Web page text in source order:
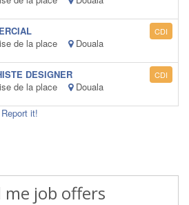
de la place
Douala
CDI
DESIGNER
de la place
Douala
CDI
Report it!
me job offers